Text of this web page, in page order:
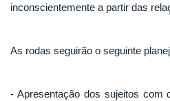
inconscientemente a partir das
As rodas seguirão o seguinte
- Apresentação dos sujeitos com